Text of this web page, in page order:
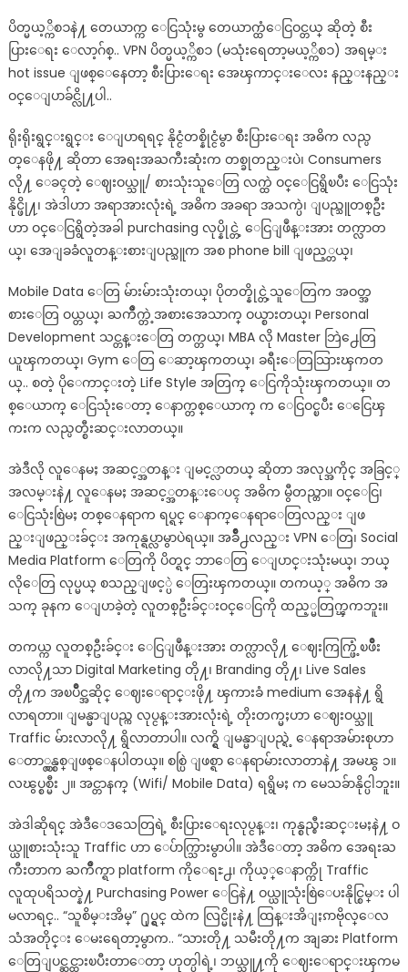
ပိတ္မယ့္ကိစၥနဲ႔ တေယာက္က ေငြသုံးမွ တေယာက္ထံေငြဝင္တယ္ ဆိုတဲ့ စီး
ပြားေရး ေလာ့ဂ်စ္.. VPN ပိတ္မယ့္ကိစၥ (မသုံးရေတာ့မယ့္ကိစၥ) အရမ္း
hot issue ျဖစ္ေနေတာ့ စီးပြားေရး အေၾကာင္းေလး နည္းနည္း
ဝင္ေျပာခ်င္လို႔ပါ..
ရိုးရိုးရွင္းရွင္း ေျပာရရင္ နိုင္ငံတစ္နိုင္ငံမွာ စီးပြားေရး အဓိက လည္ပ
တ္ေနဖို႔ ဆိုတာ အေရးအႀကီးဆုံးက တစ္ခုတည္းပဲ၊ Consumers
လို႔ ေခၚတဲ့ ေဈးဝယ္သူ/ စားသုံးသူေတြ လက္ထဲ ဝင္ေငြရွိၿပီး ေငြသုံး
နိုင္ဖို႔၊ အဲဒါဟာ အရာအားလုံးရဲ့ အဓိက အခရာ အသက္ပဲ၊ ျပည္သူတစ္ဦး
ဟာ ဝင္ေငြရွိတဲ့အခါ purchasing လုပ္နိုင္တဲ့ ေငြျဖဳန္းအား တက္လာတ
ယ္၊ အေျခခံလူတန္းစားျပည္သူက အစ phone bill ျဖည့္တယ္၊
Mobile Data ေတြ မ်ားမ်ားသုံးတယ္၊ ပိုတတ္နိုင္တဲ့သူေတြက အဝတ္အ
စားေတြ ဝယ္တယ္၊ ႀကိဳက္တဲ့အစားအေသာက္ ဝယ္စားတယ္၊ Personal
Development သင္တန္းေတြ တက္တယ္၊ MBA လို Master ဘြဲ႕ေတြ
ယူၾကတယ္၊ Gym ေတြ ေဆာ့ၾကတယ္၊ ခရီးေတြသြားၾကတ
ယ္.. စတဲ့ ပိုေကာင္းတဲ့ Life Style အတြက္ ေငြကိုသုံးၾကတယ္။ တ
စ္ေယာက္ ေငြသုံးေတာ့ ေနာက္တစ္ေယာက္ က ေငြဝင္ၿပီး ေငြေၾ
ကးက လည္ပတ္စီးဆင္းလာတယ္။
အဲဒီလို လူေနမႈ အဆင့္အတန္း ျမင့္လာတယ္ ဆိုတာ အလုပ္အကိုင္ အခြင့္
အလမ္းနဲ႔ လူေနမႈ အဆင့္အတန္းေပၚ အဓိက မွီတည္တာ။ ဝင္ေငြ၊
ေငြသုံးစြဲမႈ တစ္ေနရာက ရပ္ရင္ ေနာက္ေနရာေတြလည္း ျဖ
ည္းျဖည္းခ်င္း အကုန္ရပ္လာမွာပဲရယ္။ အခ်ိဳ႕လည္း VPN ေတြ၊ Social
Media Platform ေတြကို ပိတ္ရင္ ဘာေတြ ေျပာင္းသုံးမယ္၊ ဘယ္
လိုေတြ လုပ္မယ္ စသည္ျဖင့္ပဲ ေတြးၾကတယ္။ တကယ့္ အဓိက အ
သက္ ခုနက ေျပာခဲ့တဲ့ လူတစ္ဦးခ်င္းဝင္ေငြကို ထည့္မတြက္ၾကဘူး။
တကယ္က လူတစ္ဦးခ်င္း ေငြျဖဳန္းအား တက္လာလို႔ ေဈးကြက္ဖြံ့ၿဖိဳး
လာလို႔သာ Digital Marketing တို႔၊ Branding တို႔၊ Live Sales
တို႔က အၿပိဳင္အဆိုင္ ေဈးေရာင္းဖို႔ ၾကားခံ medium အေနနဲ႔ ရွိ
လာရတာ။ ျမန္မာျပည္က လုပ္ငန္းအားလုံးရဲ့ တိုးတက္မႈဟာ ေဈးဝယ္သူ
Traffic မ်ားလာလို႔ ရွိလာတာပါ။ လက္ရွိ ျမန္မာျပည္ရဲ့ ေနရာအမ်ားစုဟာ
ေတာ္လွန္စစ္ျဖစ္ေနပါတယ္။ စစ္ပြဲ ျဖစ္ရာ ေနရာမ်ားလာတာနဲ႔ အမၽွ ၁။
လၽွပ္စစ္မီး ၂။ အင္တာနက္ (Wifi/ Mobile Data) ရရွိမႈ က မေသခ်ာနိုင္ပါဘူး။
အဲဒါဆိုရင္ အဲဒီေဒသေတြရဲ့ စီးပြားေရးလုပ္ငန္း၊ ကုန္စည္စီးဆင္းမႈနဲ႔ ဝ
ယ္ယူစားသုံးသူ Traffic ဟာ ေပ်ာက္သြားမွာပါ။ အဲဒီေတာ့ အဓိက အေရးႀ
ကီးတာက ႀကိဳက္ရာ platform ကိုေရႊ႕၊ ကိုယ့္ေနာက္ကို Traffic
လူထုပရိသတ္နဲ႔ Purchasing Power ေငြနဲ႔ ဝယ္ယူသုံးစြဲေပးနိုင္စြမ္း ပါ
မလာရင္.. “သူစိမ္းအိမ္” ႐ုပ္ရွင္ ထဲက လြင္မိုးနဲ႔ ထြန္းအိျႏၵာဗိုလ္ေလ
သံအတိုင္း ေမးရေတာ့မွာက.. “သားတို႔ သမီးတို႔က အျခား Platform
ေတြျပင္ဆင္ထားၿပီးတာေတာ့ ဟုတ္ပါရဲ့၊ ဘယ္သူ႔ကို ေဈးေရာင္းၾကမ